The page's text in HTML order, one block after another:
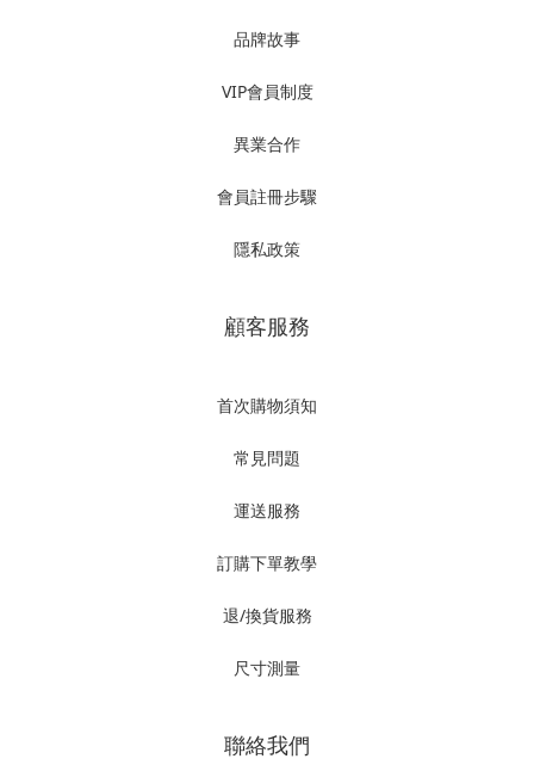
品牌故事
VIP會員制度
異業合作
會員註冊步驟
隱私政策
顧客服務
首次購物須知
常見問題
運送服務
訂購下單教學
退/換貨服務
尺寸測量
聯絡我們